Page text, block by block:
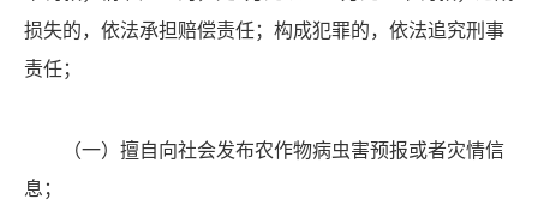
损失的，依法承担赔偿责任；构成犯罪的，依法追究刑事
责任；
（一） 擅自向社会发布农作物病虫害预报或者灾情信
息；